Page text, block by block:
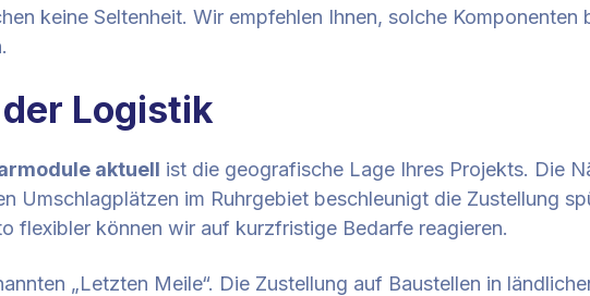
keine Seltenheit. Wir empfehlen Ihnen, solche Komponenten
Logistik
aktuell ist die geografische Lage Ihres Projekts. Die
Umschlagplätzen im Ruhrgebiet beschleunigt die Zustellung
flexibler können wir auf kurzfristige Bedarfe reagieren.
„Letzten Meile“. Die Zustellung auf Baustellen in